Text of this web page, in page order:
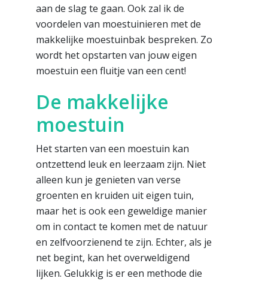
aan de slag te gaan. Ook zal ik de
voordelen van moestuinieren met de
makkelijke moestuinbak bespreken. Zo
wordt het opstarten van jouw eigen
moestuin een fluitje van een cent!
De makkelijke
moestuin
Het starten van een moestuin kan
ontzettend leuk en leerzaam zijn. Niet
alleen kun je genieten van verse
groenten en kruiden uit eigen tuin,
maar het is ook een geweldige manier
om in contact te komen met de natuur
en zelfvoorzienend te zijn. Echter, als je
net begint, kan het overweldigend
lijken. Gelukkig is er een methode die